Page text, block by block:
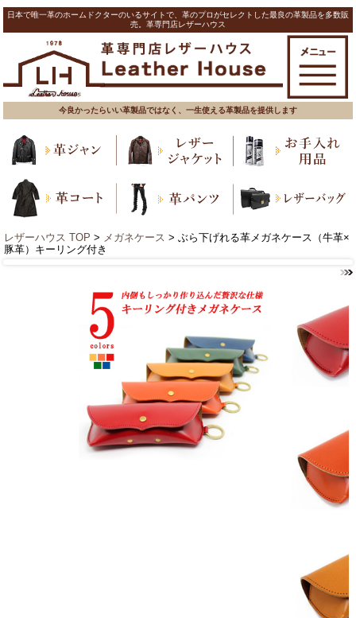
日本で唯一革のホームドクターのいるサイトで、革のプロがセレクトした最良の革製品を多数販
売。革専門店レザーハウス
今良かったらいい革製品ではなく、一生使える革製品を提供します
レザーハウス TOP > メガネケース > ぶら下げれる革メガネケース（牛革×
豚革）キーリング付き